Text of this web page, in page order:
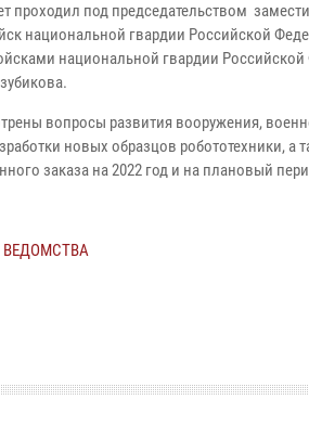
проходил под председательством
национальной гвардии Российской
национальной гвардии Российской
вопросы развития вооружения,
новых образцов робототехники, а
заказа на 2022 год и на плановый
ВЕДОМСТВА